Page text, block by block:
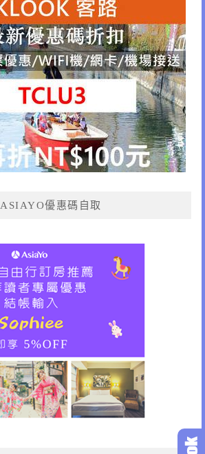
ASIAYO優惠碼自取